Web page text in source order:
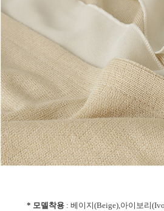
* 모델착용: 베이지(Beige),아이보리